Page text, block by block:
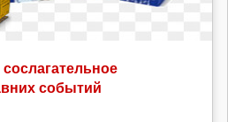
событий